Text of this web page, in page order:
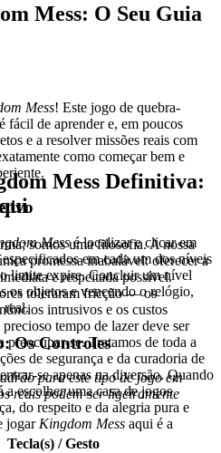
Mess: O Seu Guia
Mess! Este jogo de quebra-
fácil de aprender e, em poucos
e a resolver missões reais com
como começar bem e
Messé localizar e clicar em
em cada um dos níveis
limite expire. Concluir um nível
os objetos e vencendo o relógio,
real.
Os Controles
para este tipo de jogo em
reais podem ser ligeiramente
Tecla(s) / Gesto
Mess Definitiva:
somos uma filosofia. A nossa
promessa inabalável: oferecer a
e respeitada possível.
toleraram fricção — os
intrusivos e os custos
tempo de lazer deve ser
preocupar-se. Tratamos de toda a
de segurança e da curadoria de
se apenas na diversão. Quando
a escolher uma casa de jogos
do respeito e da alegria pura e
jogar Kingdom Mess aqui é a